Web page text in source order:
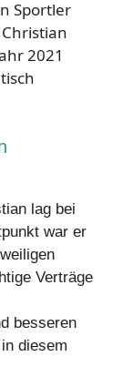
Sportler
2021
lag bei
war er
Verträge
besseren
diesem